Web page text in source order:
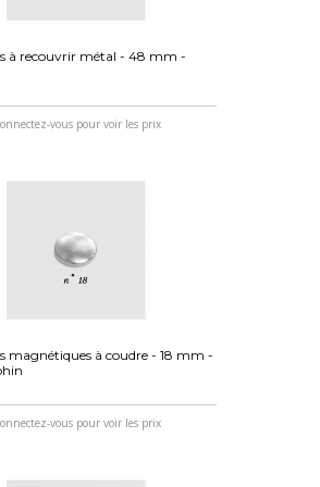
à recouvrir métal - 48 mm -
vous pour voir les prix
magnétiques à coudre - 18 mm -
vous pour voir les prix